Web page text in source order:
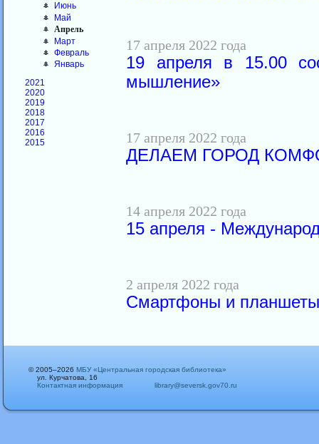
Июнь
Май
Апрель
Март
Февраль
Январь
2021
2020
2019
2018
2017
2016
2015
17 апреля 2022 года
19 апреля в 15.00
мышление»
17 апреля 2022 года
ДЕЛАЕМ ГОРОД
14 апреля 2022 года
15 апреля -
2 апреля 2022 года
Смартфоны и
© 2005–2026 МБУ «Центральная городская библиотека»
ул. Курчатова, 16
Контактная информация
library@seversk.gov70.ru